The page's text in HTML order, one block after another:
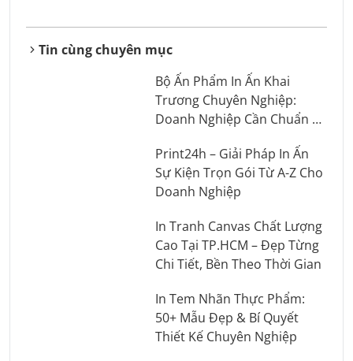
Tin cùng chuyên mục
Bộ Ấn Phẩm In Ấn Khai
Trương Chuyên Nghiệp:
Doanh Nghiệp Cần Chuẩn Bị
Print24h – Giải Pháp In Ấn
Sự Kiện Trọn Gói Từ A-Z Cho
Doanh Nghiệp
In Tranh Canvas Chất Lượng
Cao Tại TP.HCM – Đẹp Từng
Chi Tiết, Bền Theo Thời Gian
In Tem Nhãn Thực Phẩm:
50+ Mẫu Đẹp & Bí Quyết
Thiết Kế Chuyên Nghiệp